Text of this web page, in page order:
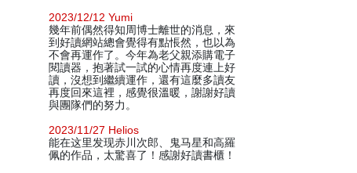
2023/12/12 Yumi
幾年前偶然得知周博士離世的消息，來
到好讀網站總會覺得有點悵然，也以為
不會再運作了。今年為老父親添購電子
閱讀器，抱著試一試的心情再度連上好
讀，沒想到繼續運作，還有這麼多讀友
再度回來這裡，感覺很溫暖，謝謝好讀
與團隊們的努力。
2023/11/27 Helios
能在这里发现赤川次郎、鬼马星和高羅
佩的作品，太驚喜了！感謝好讀書櫃！